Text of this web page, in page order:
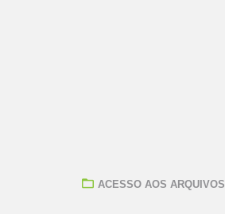
ACESSO AOS ARQUIVOS